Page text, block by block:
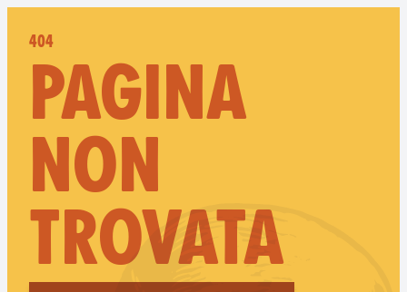
404
PAGINA
NON
TROVATA